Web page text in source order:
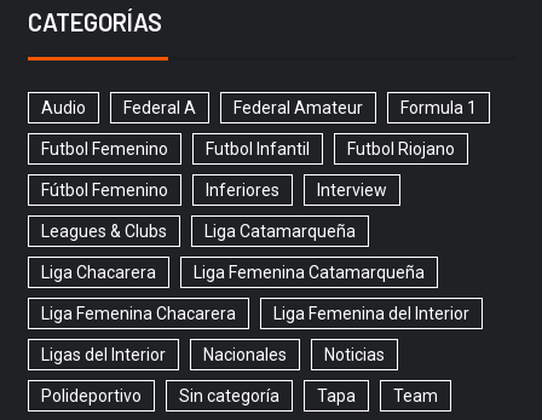
CATEGORÍAS
Audio Federal A Federal Amateur Formula 1
Futbol Femenino Futbol Infantil Futbol Riojano
Fútbol Femenino Inferiores Interview
Leagues & Clubs Liga Catamarqueña
Liga Chacarera Liga Femenina Catamarqueña
Liga Femenina Chacarera Liga Femenina del Interior
Ligas del Interior Nacionales Noticias
Polideportivo Sin categoría Tapa Team